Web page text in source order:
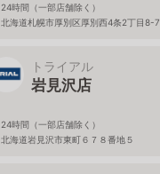
24時間（一部店舗除く）
北海道札幌市厚別区厚別西4条2丁目8-7
トライアル
岩見沢店
24時間（一部店舗除く）
北海道岩見沢市東町６７８番地５